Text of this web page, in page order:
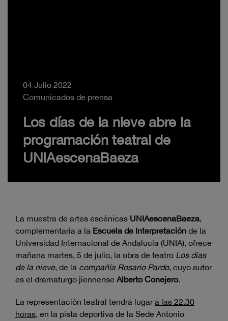
04 Julio 2022
Comunicados de prensa
Los días de la nieve abre la
programación teatral de
UNIAescenaBaeza
La muestra de artes escénicas UNIAescenaBaeza,
complementaria a la Escuela de Interpretación de la
Universidad Internacional de Andalucía (UNIA), ofrece
mañana martes, 5 de julio, la obra de teatro Los días
de la nieve, de la compañía Rosario Pardo, cuyo autor
es el dramaturgo jiennense Alberto Conejero.
La representación teatral tendrá lugara las 22.30
horas, en la pista deportiva de la Sede Antonio